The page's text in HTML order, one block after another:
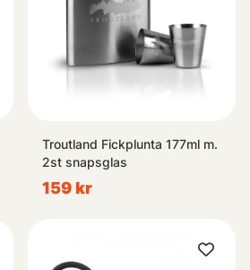
Troutland Fickplunta 177ml m.
2st snapsglas
159 kr